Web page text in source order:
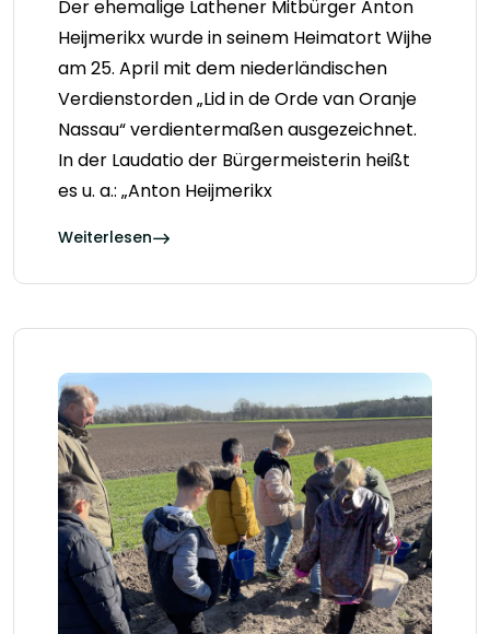
Der ehemalige Lathener Mitbürger Anton
Heijmerikx wurde in seinem Heimatort Wijhe
am 25. April mit dem niederländischen
Verdienstorden „Lid in de Orde van Oranje
Nassau“ verdientermaßen ausgezeichnet.
In der Laudatio der Bürgermeisterin heißt
es u. a.: „Anton Heijmerikx
Weiterlesen